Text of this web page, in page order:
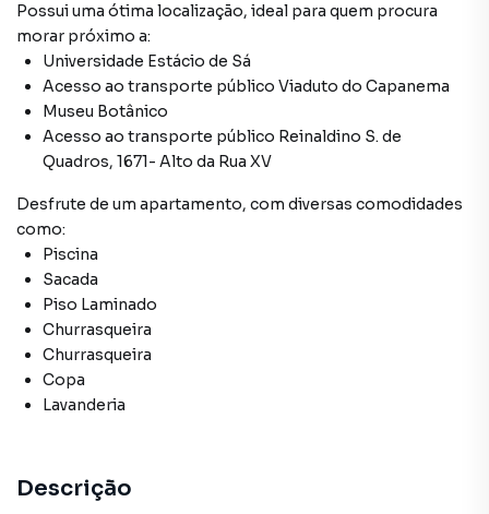
Possui uma ótima localização, ideal para quem procura
morar próximo a:
Universidade Estácio de Sá
Acesso ao transporte público Viaduto do Capanema
Museu Botânico
Acesso ao transporte público Reinaldino S. de
Quadros, 1671- Alto da Rua XV
Desfrute de um apartamento, com diversas comodidades
como:
Piscina
Sacada
Piso Laminado
Churrasqueira
Churrasqueira
Copa
Lavanderia
Descrição